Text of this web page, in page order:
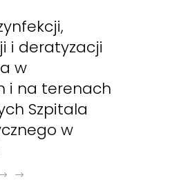
i deratyzacji
w
i na terenach
Szpitala
w